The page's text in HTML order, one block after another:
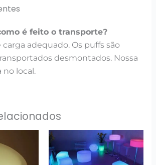
é feito o transporte?
adequado. Os puffs são
desmontados. Nossa
local.